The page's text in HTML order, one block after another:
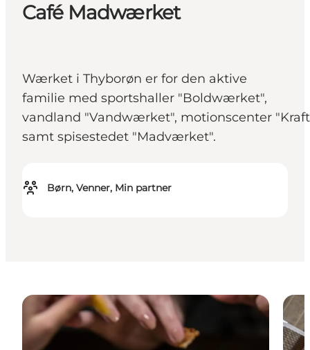
Café Madwærket
Wærket i Thyborøn er for den aktive
familie med sportshaller "Boldwærket",
vandland "Vandwærket", motionscenter
samt spisestedet "Madværket".
Børn, Venner, Min partner